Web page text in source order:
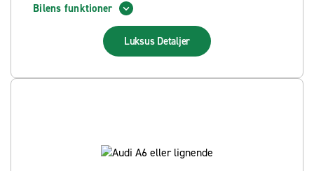
Bilens funktioner
Luksus Detaljer